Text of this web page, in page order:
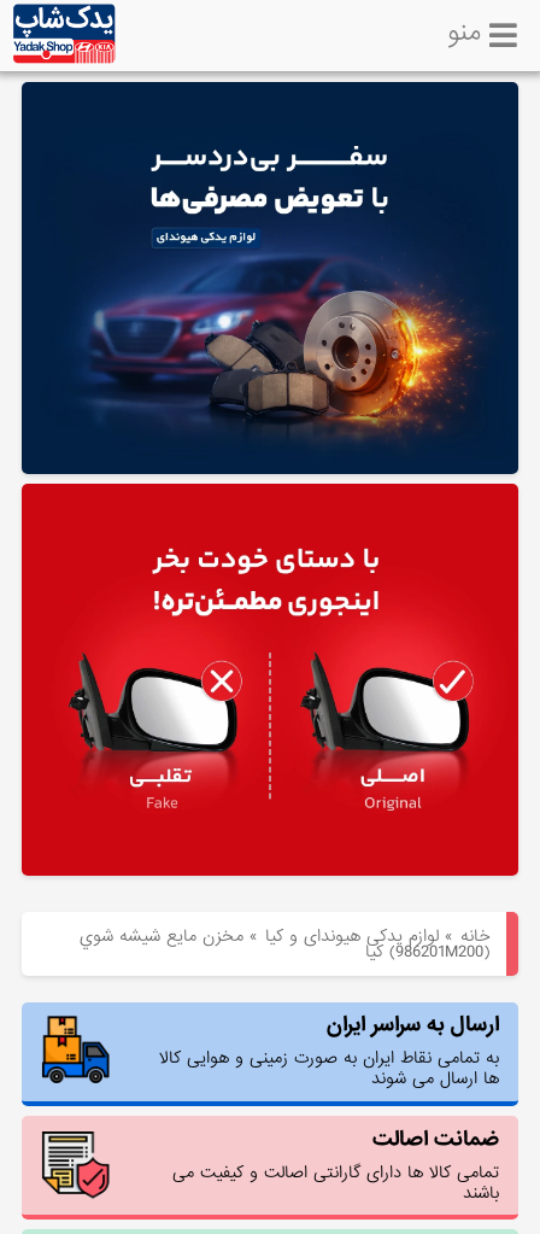
لوازم
منو
خانه »لوازم یدکی هیوندای و کیا »مخزن مايع شيشه شوي
(986201M200) کیا
ارسال به سراسر ایران
به تمامی نقاط ایران به صورت زمینی و هوایی کالا
ها ارسال می شوند
ضمانت اصالت
تمامی کالا ها دارای گارانتی اصالت و کیفیت می
باشند